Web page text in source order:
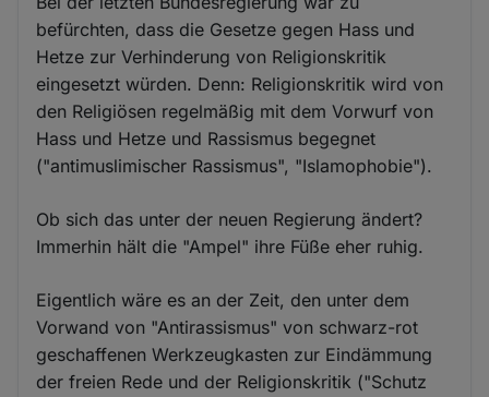
befürchten, dass die Gesetze gegen Hass und
Hetze zur Verhinderung von Religionskritik
eingesetzt würden. Denn: Religionskritik wird von
den Religiösen regelmäßig mit dem Vorwurf von
Hass und Hetze und Rassismus begegnet
("antimuslimischer Rassismus", "Islamophobie").
Ob sich das unter der neuen Regierung ändert?
Immerhin hält die "Ampel" ihre Füße eher ruhig.
Eigentlich wäre es an der Zeit, den unter dem
Vorwand von "Antirassismus" von schwarz-rot
geschaffenen Werkzeugkasten zur Eindämmung
der freien Rede und der Religionskritik ("Schutz